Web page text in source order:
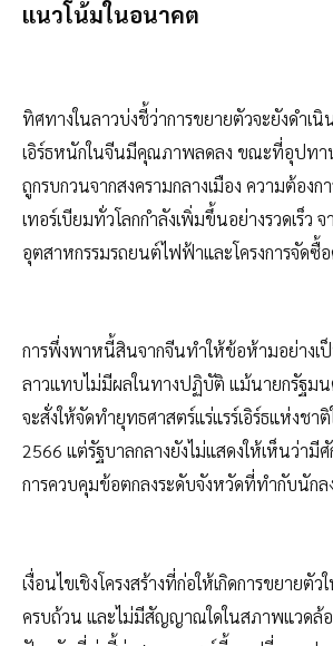
แนวโน้มในอนาคต
ทิศทางในลาวบ่งชี้ว่าการขยายตัวจะยังดำเ
เอิร์ธหนักในจีนมีคุณภาพลดลง ขณะที่อุปทา
ถูกรบกวนจากสงครามกลางเมือง ความต้องก
เทอร์เบียมทั่วโลกกำลังเพิ่มขึ้นอย่างรวดเร็ว
อุตสาหกรรมรถยนต์ไฟฟ้าและโครงการจัดซื้
การพึ่งพาหนี้สินจากจีนทำให้ข้อห้ามอย่างเ
ลาวแทบไม่มีผลในทางปฏิบัติ แม้นายกรัฐม
จะสั่งให้จัดทำยุทธศาสตร์แร่แรร์เอิร์ธแห่งชา
2566 แต่รัฐบาลกลางยังไม่แสดงให้เห็นว่ามี
การควบคุมข้อตกลงระดับจังหวัดที่ทำกับนัก
เงื่อนไขเชิงโครงสร้างที่ก่อให้เกิดการขยายตั
ครบถ้วน และไม่มีสัญญาณใดในสภาพแวดล้อ